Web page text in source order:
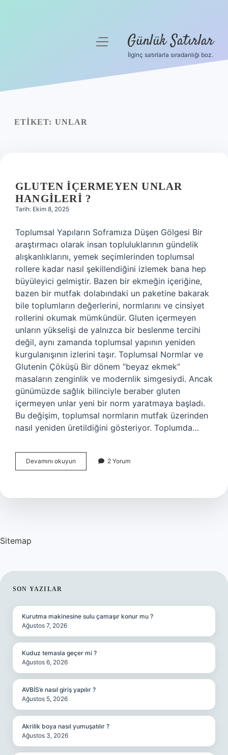
Yasal Uyarı
menüyü Günlük Satırlar
İlginç satırlarla sıradanlığı boz.
ETIKET: UNLAR
GLUTEN IÇERMEYEN UNLAR
HANGILERI ?
Tarih: Ekim 8, 2025
Toplumsal Yapıların Soframıza Düşen Gölgesi Bir
araştırmacı olarak insan topluluklarının gündelik
alışkanlıklarını, yemek seçimlerinden toplumsal
rollere kadar nasıl şekillendiğini izlemek bana hep
büyüleyici gelmiştir. Bazen bir ekmeğin içeriğine,
bazen bir mutfak dolabındaki un paketine bakarak
bile toplumların değerlerini, normlarını ve cinsiyet
rollerini okumak mümkündür. Gluten içermeyen
unların yükselişi de yalnızca bir beslenme tercihi
değil, aynı zamanda toplumsal yapının yeniden
kurgulanışının izlerini taşır. Toplumsal Normlar ve
Glutenin Çöküşü Bir dönem “beyaz ekmek”
masaların zenginlik ve modernlik simgesiydi. Ancak
günümüzde sağlık bilinciyle beraber gluten
içermeyen unlar yeni bir norm yaratmaya başladı.
Bu değişim, toplumsal normların mutfak üzerinden
nasıl yeniden üretildiğini gösteriyor. Toplumda…
Devamını okuyun
içermeyen
?
2 Yorum
Sitemap
SIDEBAR
SON YAZILAR
Kurutma makinesine sulu çamaşır konur mu ?
Ağustos 7, 2026
Kuduz temasla geçer mi ?
Ağustos 6, 2026
AVBİS’e nasıl giriş yapılır ?
Ağustos 5, 2026
Akrilik boya nasıl yumuşatılır ?
Ağustos 3, 2026